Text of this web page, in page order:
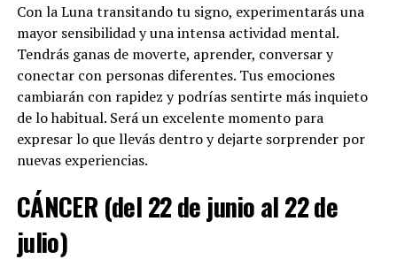
Con la Luna transitando tu signo, experimentarás una
mayor sensibilidad y una intensa actividad mental.
Tendrás ganas de moverte, aprender, conversar y
conectar con personas diferentes. Tus emociones
cambiarán con rapidez y podrías sentirte más inquieto
de lo habitual. Será un excelente momento para
expresar lo que llevás dentro y dejarte sorprender por
nuevas experiencias.
CÁNCER (del 22 de junio al 22 de
julio)